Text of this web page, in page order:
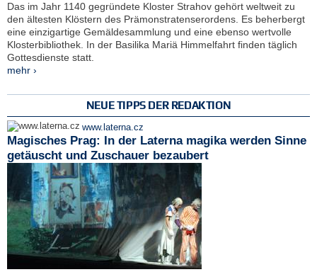
Das im Jahr 1140 gegründete Kloster Strahov gehört weltweit zu
den ältesten Klöstern des Prämonstratenserordens. Es beherbergt
eine einzigartige Gemäldesammlung und eine ebenso wertvolle
Klosterbibliothek. In der Basilika Mariä Himmelfahrt finden täglich
Gottesdienste statt.
mehr ›
NEUE TIPPS DER REDAKTION
www.laterna.cz
Magisches Prag: In der Laterna magika werden Sinne
getäuscht und Zuschauer bezaubert